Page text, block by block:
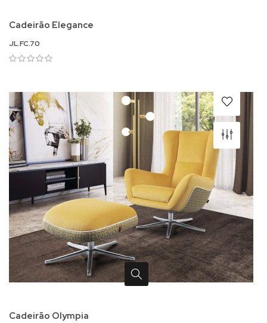
Cadeirão Elegance
JL.FC.70
Cadeirão Olympia